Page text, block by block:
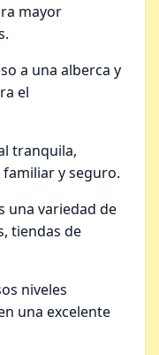
mayor
a una alberca y
el
tranquila,
y seguro.
una variedad de
tiendas de
niveles
una excelente